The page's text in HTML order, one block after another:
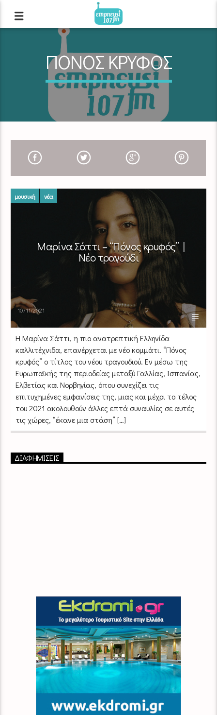
ΠΟΝΟΣ ΚΡΥΦΟΣ
μουσική νέα
Μαρίνα Σάττι – “Πόνος κρυφός” |
Νέο τραγούδι
10/11/2021
Η Μαρίνα Σάττι, η πιο ανατρεπτική Ελληνίδα
καλλιτέχνιδα, επανέρχεται με νέο κομμάτι. “Πόνος
κρυφός” ο τίτλος του νέου τραγουδιού. Εν μέσω της
Ευρωπαϊκής της περιοδείας μεταξύ Γαλλίας, Ισπανίας,
Ελβετίας και Νορβηγίας, όπου συνεχίζει τις
επιτυχημένες εμφανίσεις της, μιας και μέχρι το τέλος
του 2021 ακολουθούν άλλες επτά συναυλίες σε αυτές
τις χώρες, “έκανε μια στάση” […]
ΔΙΑΦΗΜΙΣΕΙΣ